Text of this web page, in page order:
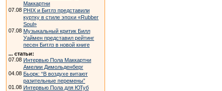
Маккартни
07.08 PHIX и Битлз представили
куртку в стиле эпохи «Rubber
Soul»
07.08 Музыкальный критик Билл
Уаймен представил рейтинг
песен Битлз в новой книге
... статьи:
07.08 Интервью Пола Маккартни
Амелии Димольденберг
04.08 Бьорк: “В воздухе витают
разительные перемены”
01.08 Интервью Пола для ЮТуб